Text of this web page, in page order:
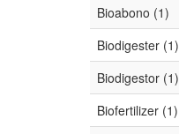
Bioabono (1)
Biodigester (1)
Biodigestor (1)
Biofertilizer (1)